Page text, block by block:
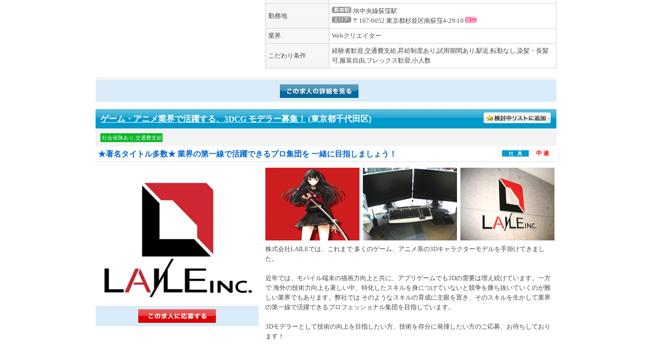
勤務地
JR中央線荻窪駅
〒167-0052 東京都杉並区南荻窪4-29-10
業界 Webクリエイター
こだわり条件
経験者歓迎,交通費支給,昇給制度あり,試用期間あり,駅近,転勤なし,染髪・長髪
可,服装自由,フレックス歓迎,小人数
ゲーム・アニメ業界で活躍する、3DCG モデラー募集！(東京都千代田区)
社会保険あり,交通費支給
★著名タイトル多数★ 業界の第一線で活躍できるプロ集団を 一緒に目指しましょう！ 中 途
株式会社LAILEでは、これまで 多くのゲーム、アニメ系の3Dキャラクターモデルを手掛けてきまし
た。
近年では、モバイル端末の描画力向上と共に、アプリゲームでも3Dの需要は増え続けています。一方
で 海外の技術力向上も著しい中、特化したスキルを身につけていないと競争を勝ち抜いていくのが難
しい業界でもあります。弊社では そのようなスキルの育成に主眼を置き、そのスキルを生かして業界
の第一線で活躍できるプロフェッショナル集団を目指しています。
3Dモデラーとして技術の向上を目指したい方、技術を存分に発揮したい方のご応募、お待ちしており
ます！